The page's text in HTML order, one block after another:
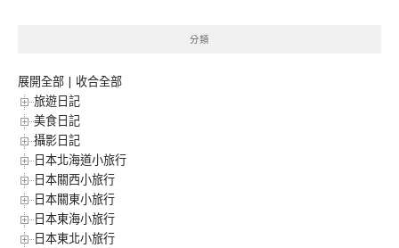
分類
展開全部 | 收合全部
旅遊日記
美食日記
攝影日記
日本北海道小旅行
日本關西小旅行
日本關東小旅行
日本東海小旅行
日本東北小旅行